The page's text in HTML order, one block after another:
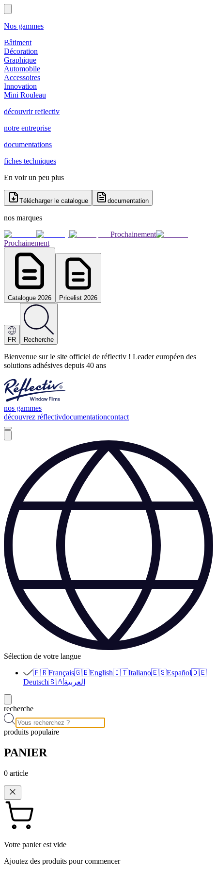
Nos gammes
Bâtiment
Décoration
Graphique
Automobile
Accessoires
Innovation
Mini Rouleau
découvrir reflectiv
notre entreprise
documentations
fiches techniques
En voir un peu plus
Télécharger le catalogue documentation
nos marques
Prochainement
Prochainement
Catalogue 2026 Pricelist 2026
FR Recherche
Bienvenue sur le site officiel de réflectiv ! Leader européen des
solutions adhésives depuis 40 ans
nos gammes
découvrez réflectivdocumentationcontact
Sélection de votre langue
🇫🇷Français🇬🇧English🇮🇹Italiano🇪🇸Español🇩🇪
Deutsch🇸🇦العربية
recherche
produits populaire
PANIER
0 article
Votre panier est vide
Ajoutez des produits pour commencer